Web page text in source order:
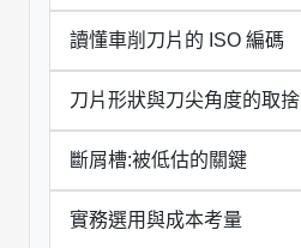
讀懂車削刀片的 ISO 編碼
刀片形狀與刀尖角度的取捨
斷屑槽:被低估的關鍵
實務選用與成本考量